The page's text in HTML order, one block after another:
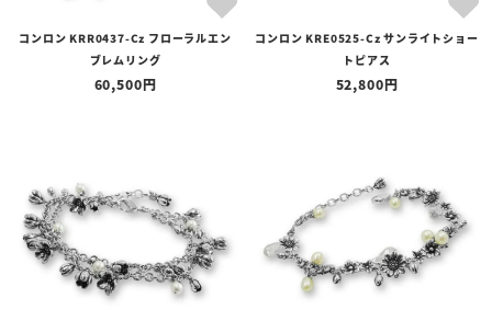
コンロン KRR0437-Cz フローラルエン
ブレムリング
60,500
コンロン KRE0525-Cz サンライトショー
トピアス
52,800